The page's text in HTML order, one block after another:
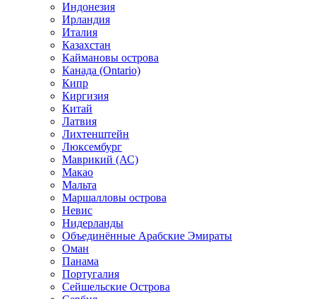
Индонезия
Ирландия
Италия
Казахстан
Каймановы острова
Канада (Ontario)
Кипр
Киргизия
Китай
Латвия
Лихтенштейн
Люксембург
Маврикий (АС)
Макао
Мальта
Маршалловы острова
Нeвис
Нидерланды
Объединённые Арабские Эмираты
Оман
Панама
Португалия
Сейшельские Острова